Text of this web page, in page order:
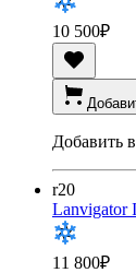
10 500₽
Добавить
r20
Lanvigator
11 800₽